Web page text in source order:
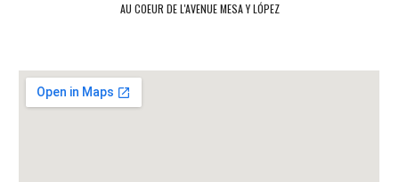
AU COEUR DE L'AVENUE MESA Y LÓPEZ